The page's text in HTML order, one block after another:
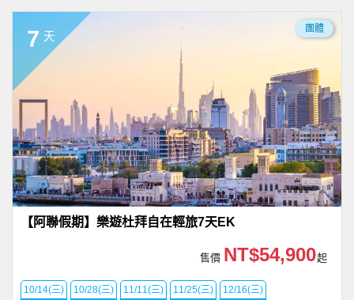
7 天
團體
【阿聯假期】樂遊杜拜自在輕旅7天EK
售價 NT$54,900起
10/14(三)
10/28(三)
11/11(三)
11/25(三)
12/16(三)